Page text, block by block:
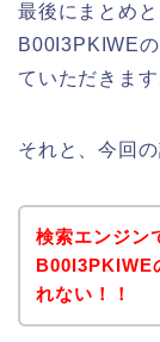
最後にまとめ
B00I3PKIWE
ていただきます
それと、今回
検索エンジン
B00I3PKIWE
れない！！